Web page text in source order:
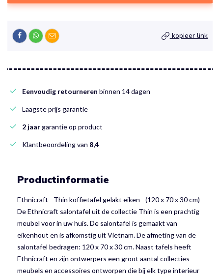
kopieer link
Eenvoudig retourneren binnen 14 dagen
Laagste prijs garantie
2 jaargarantie op product
Klantbeoordeling van 8,4
Productinformatie
Ethnicraft - Thin koffietafel gelakt eiken - (120 x 70 x 30 cm)
De Ethnicraft salontafel uit de collectie Thin is een prachtig
meubel voor in uw huis. De salontafel is gemaakt van
eikenhout en is afkomstig uit Vietnam. De afmeting van de
salontafel bedragen: 120 x 70 x 30 cm. Naast tafels heeft
Ethnicraft en zijn ontwerpers een groot aantal collecties
meubels en accessoires ontworpen die bij elk type interieur